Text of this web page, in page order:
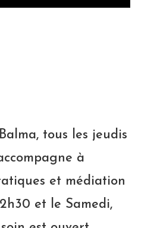
tous les jeudis
à
et médiation
et le Samedi,